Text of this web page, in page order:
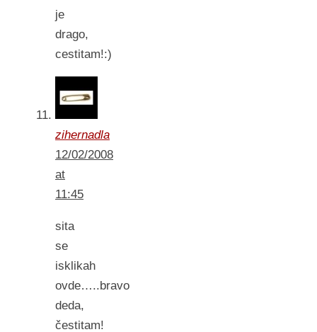
je
drago,
cestitam!:)
zihernadla
12/02/2008
at
11:45
sita
se
isklikah
ovde…..bravo
deda,
čestitam!